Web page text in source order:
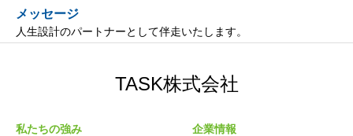
メッセージ
人生設計のパートナーとして伴走いたします。
TASK株式会社
私たちの強み 企業情報